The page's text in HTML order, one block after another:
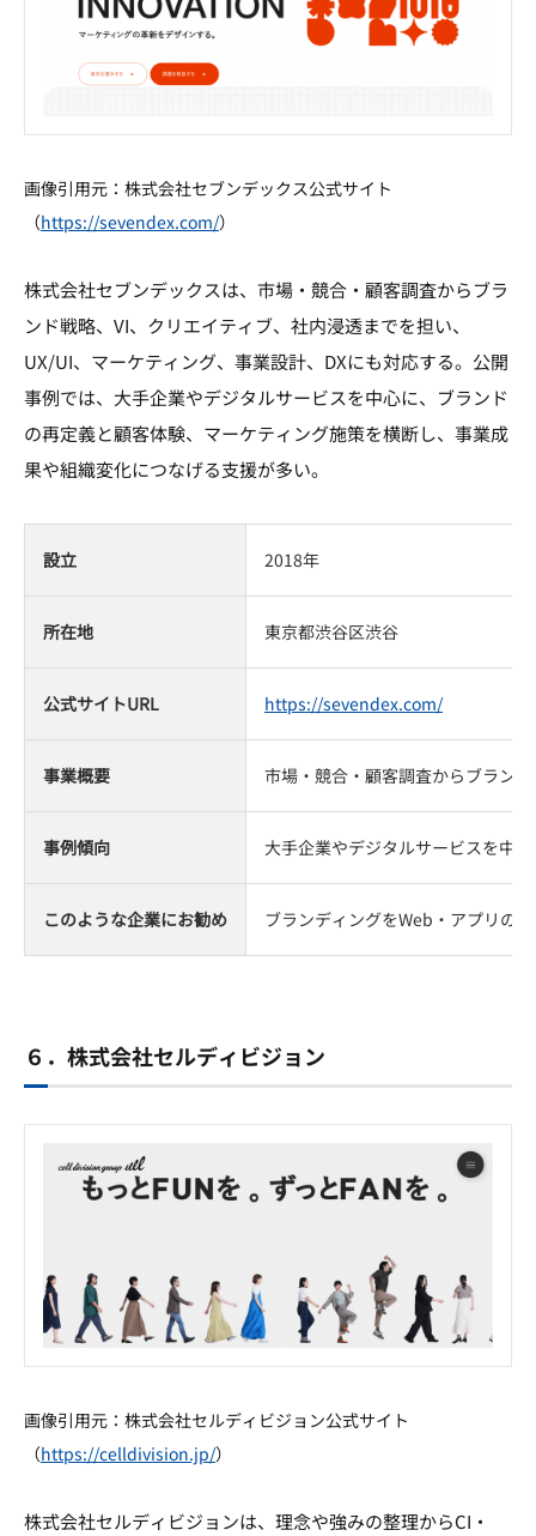
画像引用元：株式会社セブンデックス公式サイト
（https://sevendex.com/）
株式会社セブンデックスは、市場・競合・顧客調査からブラ
ンド戦略、VI、クリエイティブ、社内浸透までを担い、
UX/UI、マーケティング、事業設計、DXにも対応する。公開
事例では、大手企業やデジタルサービスを中心に、ブランド
の再定義と顧客体験、マーケティング施策を横断し、事業成
果や組織変化につなげる支援が多い。
設立 2018年
所在地 東京都渋谷区渋谷
公式サイトURL https://sevendex.com/
事業概要 市場・競合・顧客調査からブラン
事例傾向 大手企業やデジタルサービスを中
このような企業にお勧め ブランディングをWeb・アプリの
６．株式会社セルディビジョン
画像引用元：株式会社セルディビジョン公式サイト
（https://celldivision.jp/）
株式会社セルディビジョンは、理念や強みの整理からCI・